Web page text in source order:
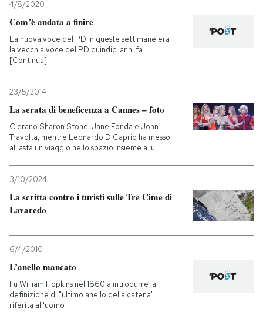
4/8/2020
Com’è andata a finire
La nuova voce del PD in queste settimane era
la vecchia voce del PD quindici anni fa
[Continua]
23/5/2014
La serata di beneficenza a Cannes – foto
C'erano Sharon Stone, Jane Fonda e John
Travolta, mentre Leonardo DiCaprio ha messo
all'asta un viaggio nello spazio insieme a lui
3/10/2024
La scritta contro i turisti sulle Tre Cime di
Lavaredo
6/4/2010
L’anello mancato
Fu William Hopkins nel 1860 a introdurre la
definizione di "ultimo anello della catena"
riferita all'uomo